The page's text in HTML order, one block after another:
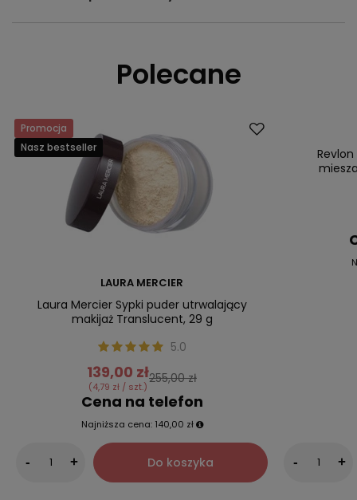
Polecane
Promocja
Nasz bestseller
LAURA MERCIER
Laura Mercier Sypki puder utrwalający
makijaż Translucent, 29 g
5.0
139,00 zł
(4,79 zł / szt.)
255,00 zł
Cena na telefon
Najniższa cena: 140,00 zł
- + Do koszyka
Nasz
- +